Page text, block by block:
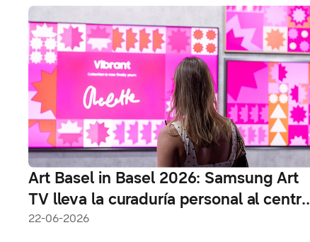
Art Basel in Basel 2026: Samsung Art
TV lleva la curaduría personal al centro
del mundo del arte
22-06-2026